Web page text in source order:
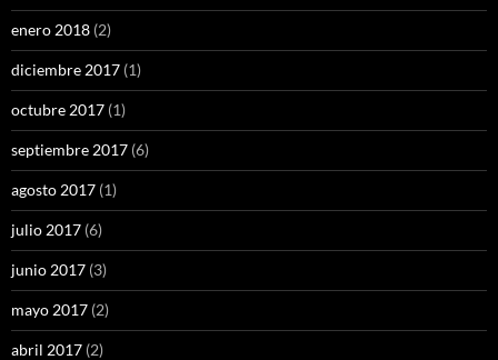
enero 2018 (2)
diciembre 2017 (1)
octubre 2017 (1)
septiembre 2017 (6)
agosto 2017 (1)
julio 2017 (6)
junio 2017 (3)
mayo 2017 (2)
abril 2017 (2)